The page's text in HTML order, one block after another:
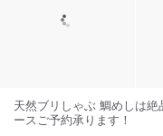
天然ブリしゃぶ 鯛めしは
ースご予約承ります！